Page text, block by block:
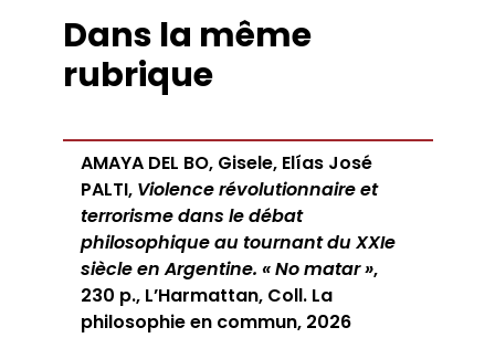
Dans la même
rubrique
AMAYA DEL BO, Gisele, Elías José
PALTI, Violence révolutionnaire et
terrorisme dans le débat
philosophique au tournant du XXIe
siècle en Argentine. « No matar »,
230 p., L’Harmattan, Coll. La
philosophie en commun, 2026